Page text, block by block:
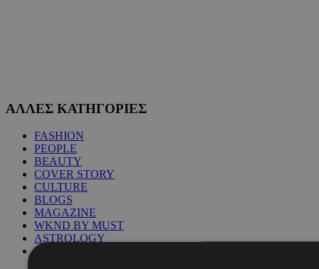
ΑΛΛΕΣ ΚΑΤΗΓΟΡΙΕΣ
FASHION
PEOPLE
BEAUTY
COVER STORY
CULTURE
BLOGS
MAGAZINE
WKND BY MUST
ASTROLOGY
ΓΕΝΙΚΕΣ ΠΛΗΡΟΦΟΡΙΕΣ